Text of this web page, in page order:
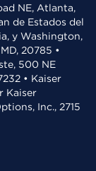
NE, Atlanta,
de Estados del
y Washington,
20785 •
500 NE
• Kaiser
Kaiser
Inc., 2715